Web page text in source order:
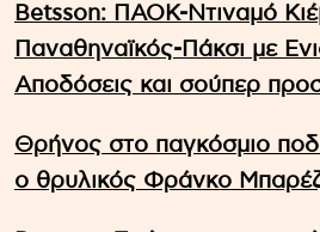
Betsson: ΠΑΟΚ-Ντιναμό
Παναθηναϊκός-Πάκσι με
Αποδόσεις και σούπερ
Θρήνος στο παγκόσμιο
ο θρυλικός Φράνκο